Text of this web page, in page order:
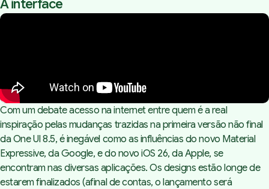
A interface
Com um debate acesso na internet entre quem é a real
inspiração pelas mudanças trazidas na primeira versão não final
da One UI 8.5, é inegável como as influências do novo Material
Expressive, da Google, e do novo iOS 26, da Apple, se
encontram nas diversas aplicações. Os designs estão longe de
estarem finalizados (afinal de contas, o lançamento será